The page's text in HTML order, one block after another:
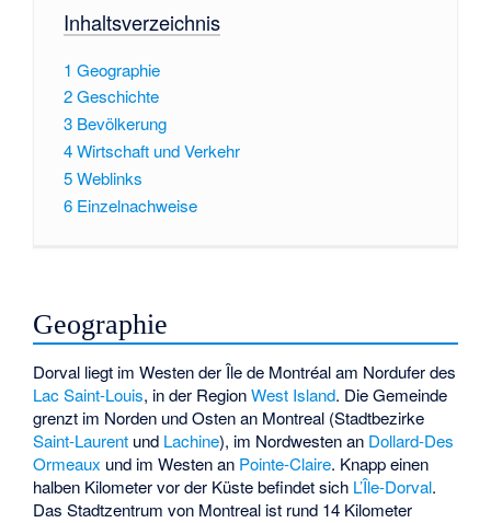
Inhaltsverzeichnis
1 Geographie
2Geschichte
3 Bevölkerung
4Wirtschaft und Verkehr
5Weblinks
6 Einzelnachweise
Geographie
Dorval liegt im Westen der Île de Montréal am Nordufer des
Lac Saint-Louis, in der RegionWest Island. Die Gemeinde
grenzt im Norden und Osten an Montreal (Stadtbezirke
Saint-Laurent und Lachine), im Nordwesten an Dollard-Des
Ormeaux und im Westen an Pointe-Claire. Knapp einen
halben Kilometer vor der Küste befindet sich L’Île-Dorval.
Das Stadtzentrum von Montreal ist rund 14 Kilometer